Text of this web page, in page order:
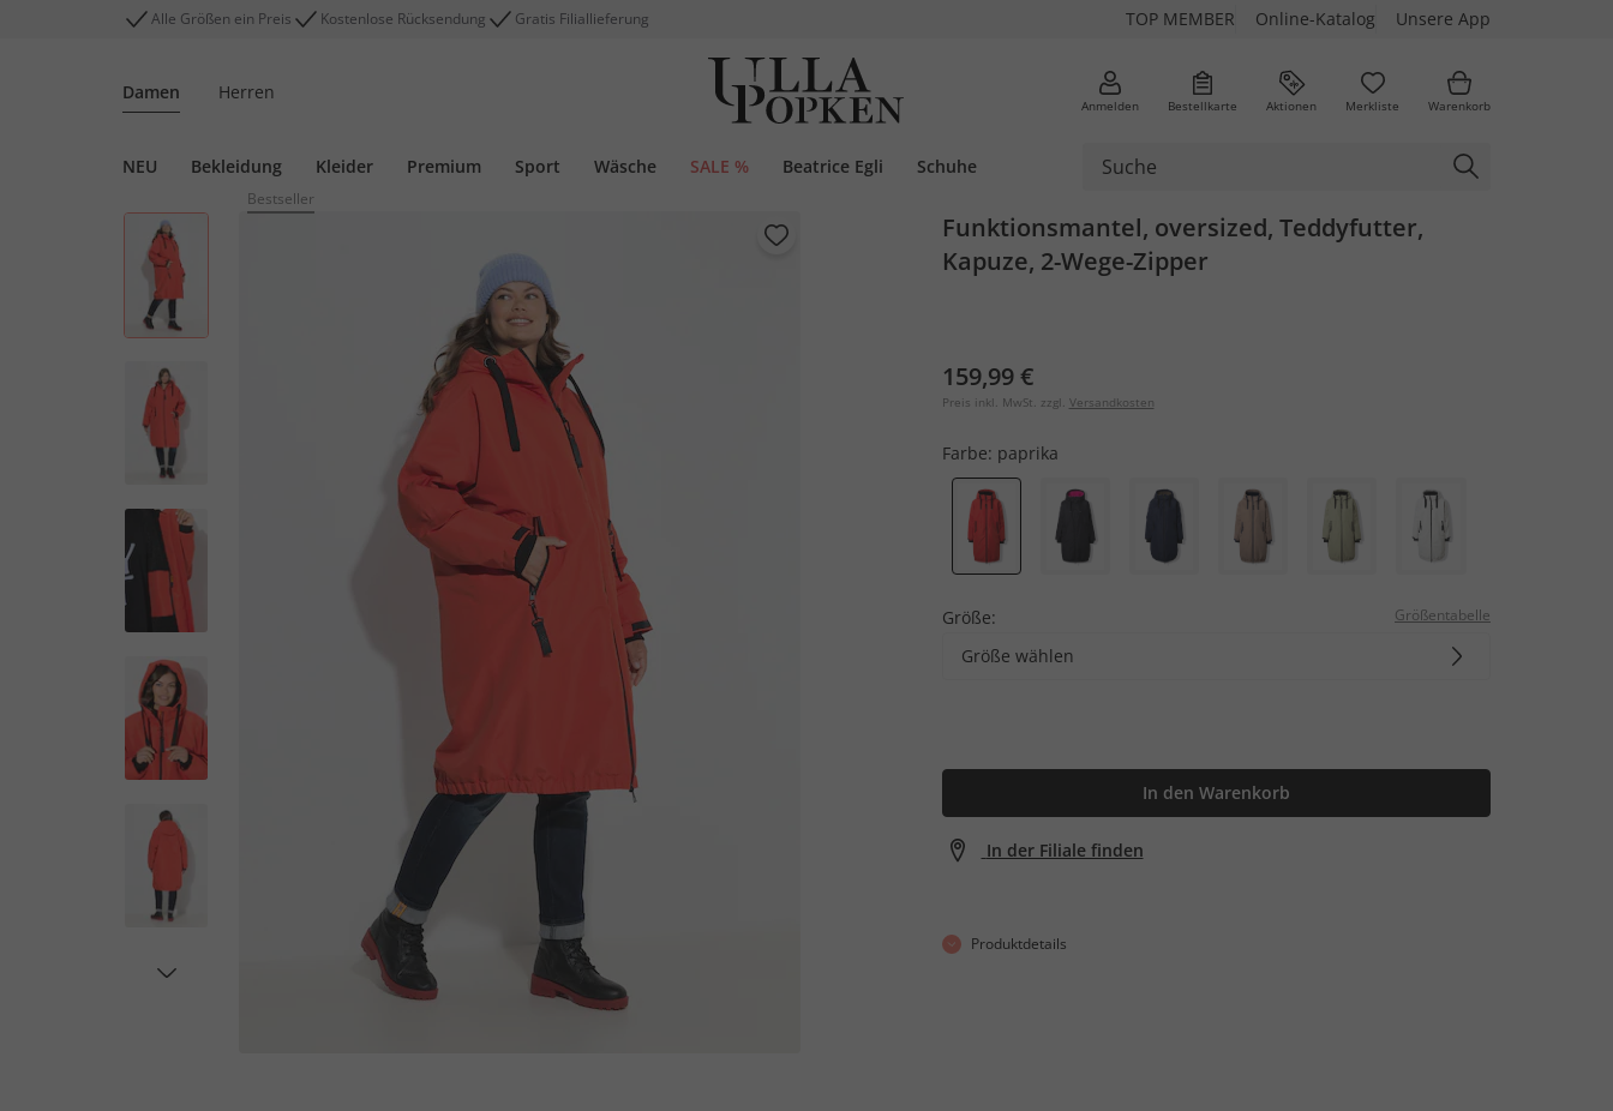
Alle Größen ein Preis Kostenlose Rücksendung Gratis Filiallieferung TOP MEMBER Online-Katalog Unsere App
Damen Herren
Anmelden Bestellkarte Aktionen Merkliste Warenkorb
NEU Bekleidung Kleider Premium Sport Wäsche SALE % Beatrice Egli Schuhe
Bestseller
Funktionsmantel, oversized, Teddyfutter,
Kapuze, 2-Wege-Zipper
159,99 €
Preis inkl. MwSt. zzgl. Versandkosten
Farbe: paprika
Größe: Größentabelle
Größe wählen
In den Warenkorb
In der Filiale finden
Produktdetails